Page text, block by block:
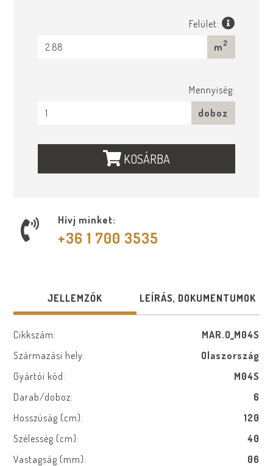
Felület:
m 2
Mennyiség:
doboz
KOSÁRBA
Hívj minket:
+36 1 700 3535
JELLEMZŐK LEÍRÁS, DOKUMENTUMOK
Cikkszám:
MAR.O_M04S
Származási hely:
Olaszország
Gyártói kód:
M04S
Darab/doboz:
6
Hosszúság (cm):
120
Szélesség (cm):
40
Vastagság (mm):
06